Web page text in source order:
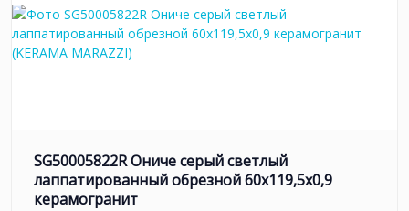
SG50005822R Ониче серый светлый
лаппатированный обрезной 60x119,5x0,9
керамогранит